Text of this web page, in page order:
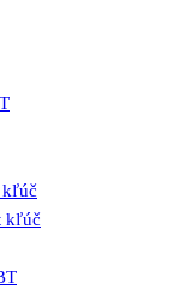
kľúč
kľúč